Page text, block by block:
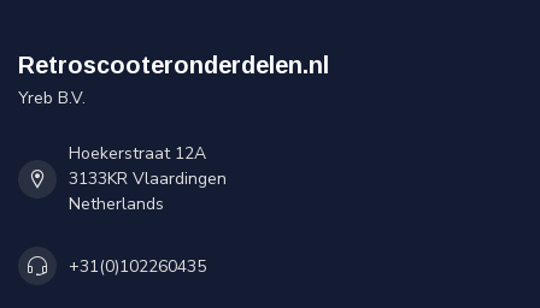
Retroscooteronderdelen.nl
Yreb B.V.
Hoekerstraat 12A
3133KR Vlaardingen
Netherlands
+31(0)102260435